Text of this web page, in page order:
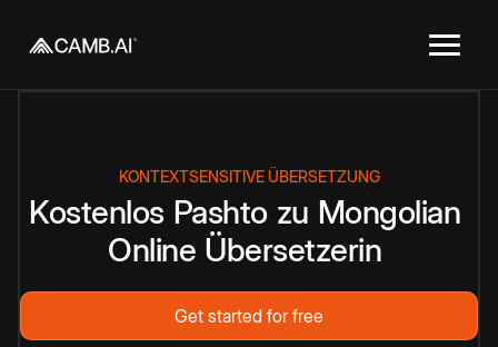
KONTEXTSENSITIVE ÜBERSETZUNG
Kostenlos Pashto zu Mongolian
Online Übersetzerin
Get started for free